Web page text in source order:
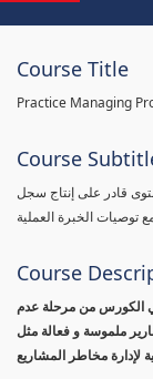
Course Title
Course
قادر على إنتاج سجل
توصيات الخبرة العملية
Course
في الكورس من مرحلة عدم
ملموسة و فعالة مثل